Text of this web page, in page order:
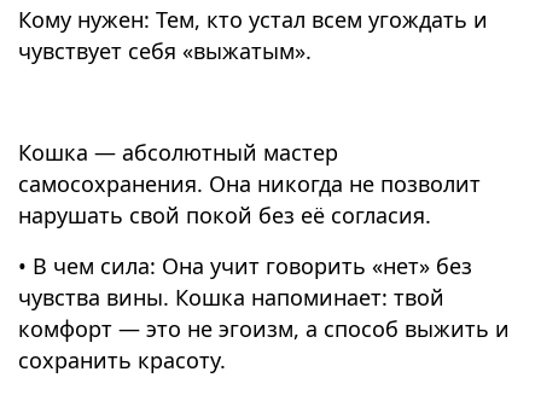
Кому нужен: Тем, кто устал всем угождать и
чувствует себя «выжатым».
Кошка — абсолютный мастер
самосохранения. Она никогда не позволит
нарушать свой покой без её согласия.
• В чем сила: Она учит говорить «нет» без
чувства вины. Кошка напоминает: твой
комфорт — это не эгоизм, а способ выжить и
сохранить красоту.